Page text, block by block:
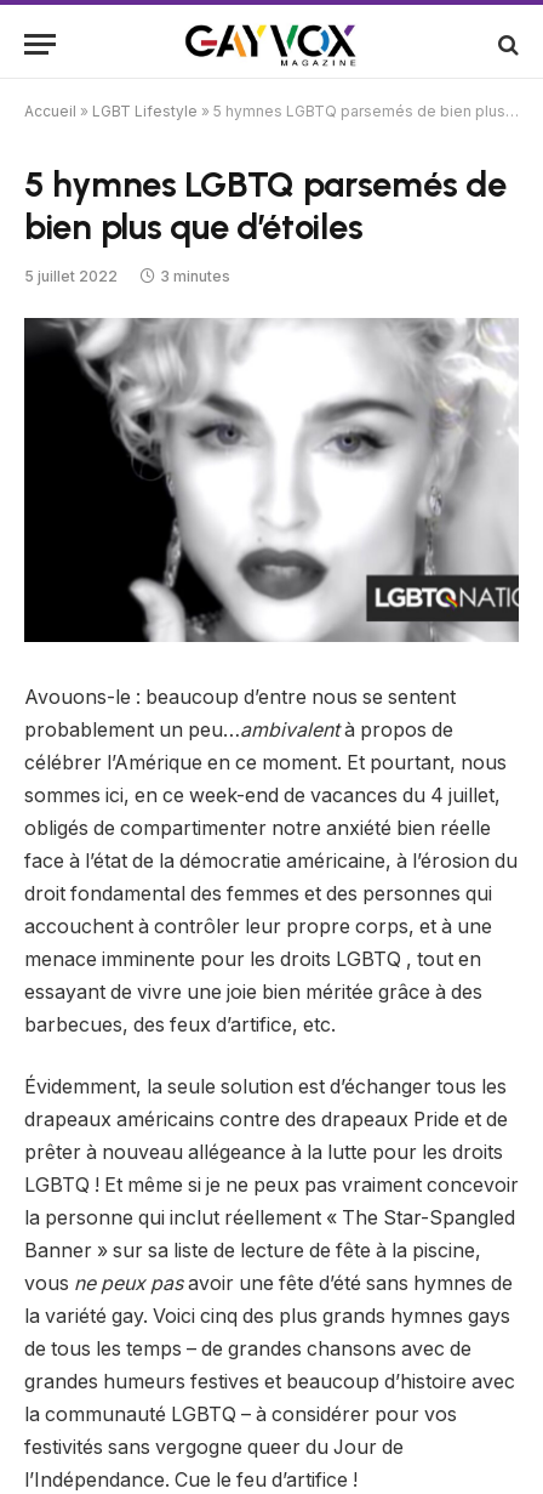
Accueil » LGBT Lifestyle » 5 hymnes LGBTQ parsemés de bien plus que d’étoiles
5 hymnes LGBTQ parsemés de
bien plus que d’étoiles
5 juillet 2022 3 minutes
Avouons-le : beaucoup d’entre nous se sentent
probablement un peu…ambivalentà propos de
célébrer l’Amérique en ce moment. Et pourtant, nous
sommes ici, en ce week-end de vacances du 4 juillet,
obligés de compartimenter notre anxiété bien réelle
face à l’état de la démocratie américaine, à l’érosion du
droit fondamental des femmes et des personnes qui
accouchent à contrôler leur propre corps, et à une
menace imminente pour les droits LGBTQ , tout en
essayant de vivre une joie bien méritée grâce à des
barbecues, des feux d’artifice, etc.
Évidemment, la seule solution est d’échanger tous les
drapeaux américains contre des drapeaux Pride et de
prêter à nouveau allégeance à la lutte pour les droits
LGBTQ ! Et même si je ne peux pas vraiment concevoir
la personne qui inclut réellement « The Star-Spangled
Banner » sur sa liste de lecture de fête à la piscine,
vous ne peux pasavoir une fête d’été sans hymnes de
la variété gay. Voici cinq des plus grands hymnes gays
de tous les temps – de grandes chansons avec de
grandes humeurs festives et beaucoup d’histoire avec
la communauté LGBTQ – à considérer pour vos
festivités sans vergogne queer du Jour de
l’Indépendance. Cue le feu d’artifice !